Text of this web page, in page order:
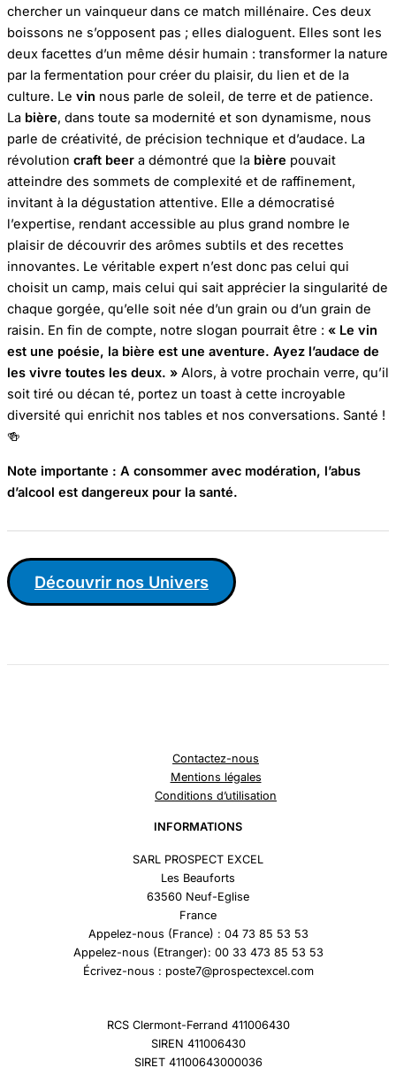
chercher un vainqueur dans ce match millénaire. Ces deux
boissons ne s’opposent pas ; elles dialoguent. Elles sont les
deux facettes d’un même désir humain : transformer la nature
par la fermentation pour créer du plaisir, du lien et de la
culture. Le vin nous parle de soleil, de terre et de patience.
La bière, dans toute sa modernité et son dynamisme, nous
parle de créativité, de précision technique et d’audace. La
révolution craft beer a démontré que la bière pouvait
atteindre des sommets de complexité et de raffinement,
invitant à la dégustation attentive. Elle a démocratisé
l’expertise, rendant accessible au plus grand nombre le
plaisir de découvrir des arômes subtils et des recettes
innovantes. Le véritable expert n’est donc pas celui qui
choisit un camp, mais celui qui sait apprécier la singularité de
chaque gorgée, qu’elle soit née d’un grain ou d’un grain de
raisin. En fin de compte, notre slogan pourrait être : « Le vin
est une poésie, la bière est une aventure. Ayez l’audace de
les vivre toutes les deux. » Alors, à votre prochain verre, qu’il
soit tiré ou décan té, portez un toast à cette incroyable
diversité qui enrichit nos tables et nos conversations. Santé !
🍻
Note importante : A consommer avec modération, l’abus
d’alcool est dangereux pour la santé.
Découvrir nos Univers
Contactez-nous
Mentions légales
Conditions d’utilisation
INFORMATIONS
SARL PROSPECT EXCEL
Les Beauforts
63560 Neuf-Eglise
France
Appelez-nous (France) : 04 73 85 53 53
Appelez-nous (Etranger): 00 33 473 85 53 53
Écrivez-nous : poste7@prospectexcel.com
RCS Clermont-Ferrand 411006430
SIREN 411006430
SIRET 41100643000036